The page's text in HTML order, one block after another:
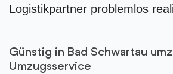
Logistikpartner problemlos
Günstig in Bad Schwartau
Umzugsservice